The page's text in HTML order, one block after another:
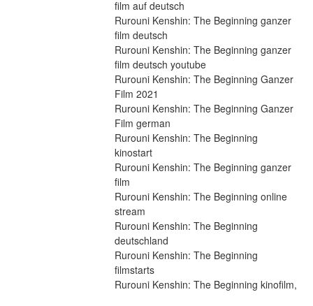
film auf deutsch
Rurouni Kenshin: The Beginning ganzer
film deutsch
Rurouni Kenshin: The Beginning ganzer
film deutsch youtube
Rurouni Kenshin: The Beginning Ganzer
Film 2021
Rurouni Kenshin: The Beginning Ganzer
Film german
Rurouni Kenshin: The Beginning
kinostart
Rurouni Kenshin: The Beginning ganzer
film
Rurouni Kenshin: The Beginning online
stream
Rurouni Kenshin: The Beginning
deutschland
Rurouni Kenshin: The Beginning
filmstarts
Rurouni Kenshin: The Beginning kinofilm,